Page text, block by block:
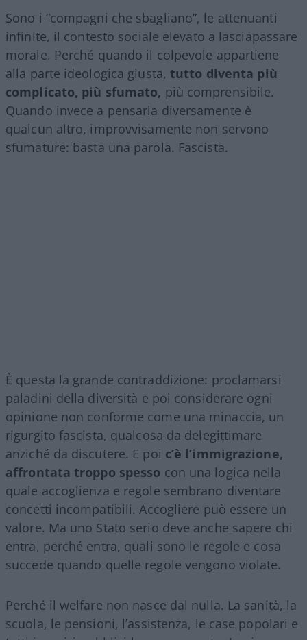
Sono i “compagni che sbagliano”, le attenuanti
infinite, il contesto sociale elevato a lasciapassare
morale. Perché quando il colpevole appartiene
alla parte ideologica giusta,tutto diventa più
complicato, più sfumato, più comprensibile.
Quando invece a pensarla diversamente è
qualcun altro, improvvisamente non servono
sfumature: basta una parola. Fascista.
È questa la grande contraddizione: proclamarsi
paladini della diversità e poi considerare ogni
opinione non conforme come una minaccia, un
rigurgito fascista, qualcosa da delegittimare
anziché da discutere. E poi c’è l’immigrazione,
affrontata troppo spesso con una logica nella
quale accoglienza e regole sembrano diventare
concetti incompatibili. Accogliere può essere un
valore. Ma uno Stato serio deve anche sapere chi
entra, perché entra, quali sono le regole e cosa
succede quando quelle regole vengono violate.
Perché il welfare non nasce dal nulla. La sanità, la
scuola, le pensioni, l’assistenza, le case popolari e